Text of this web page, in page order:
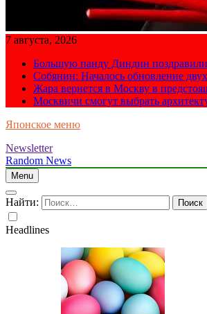
7 августа, 2026
Большую панду Диндин
Собянин: Началось обновление
Жара вернется в Москву в
Москвичи смогут выбрать
Японское меню
Newsletter
Random News
Menu
Найти:
Headlines